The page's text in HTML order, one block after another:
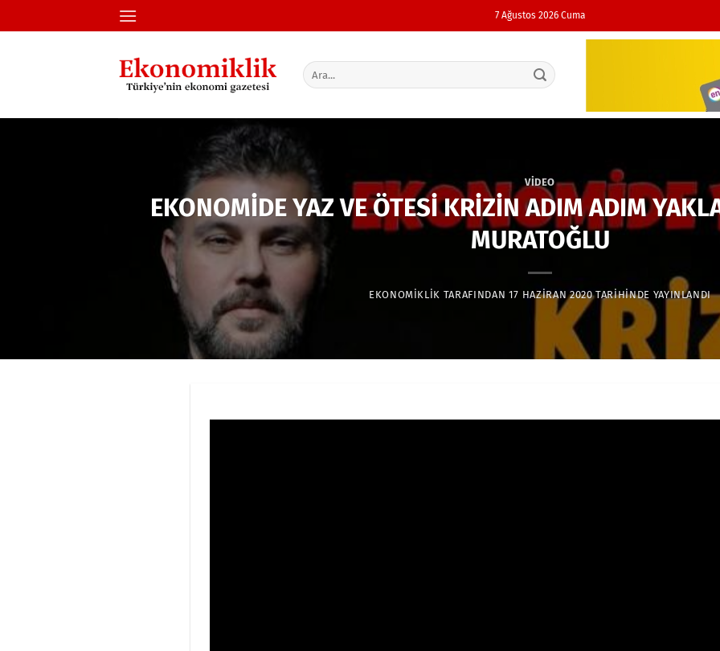
atla
7 Ağustos 2026 Cuma
VIDEO
EKONOMİDE YAZ VE ÖTESİ KRİZİN ADIM ADIM
MURATOĞLU
EKONOMIKLIK TARAFINDAN 17 HAZIRAN 2020TARIHINDE YAYINLANDI